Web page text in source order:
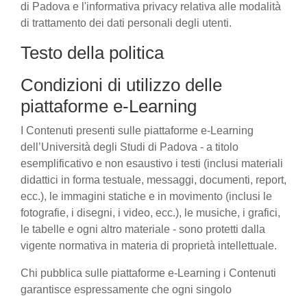
di Padova e l'informativa privacy relativa alle modalità
di trattamento dei dati personali degli utenti.
Testo della politica
Condizioni di utilizzo delle
piattaforme e-Learning
I Contenuti presenti sulle piattaforme e-Learning
dell’Università degli Studi di Padova - a titolo
esemplificativo e non esaustivo i testi (inclusi materiali
didattici in forma testuale, messaggi, documenti, report,
ecc.), le immagini statiche e in movimento (inclusi le
fotografie, i disegni, i video, ecc.), le musiche, i grafici,
le tabelle e ogni altro materiale - sono protetti dalla
vigente normativa in materia di proprietà intellettuale.
Chi pubblica sulle piattaforme e-Learning i Contenuti
garantisce espressamente che ogni singolo